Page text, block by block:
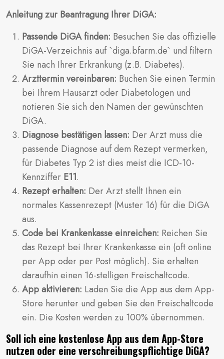
Anleitung zur Beantragung Ihrer DiGA:
Passende DiGA finden: Besuchen Sie das offizielle
DiGA-Verzeichnis auf `diga.bfarm.de` und filtern
Sie nach Ihrer Erkrankung (z.B. Diabetes).
Arzttermin vereinbaren: Buchen Sie einen Termin
bei Ihrem Hausarzt oder Diabetologen und
notieren Sie sich den Namen der gewünschten
DiGA.
Diagnose bestätigen lassen: Der Arzt muss die
passende Diagnose auf dem Rezept vermerken,
für Diabetes Typ 2 ist dies meist die ICD-10-
Kennziffer E11.
Rezept erhalten: Der Arzt stellt Ihnen ein
normales Kassenrezept (Muster 16) für die DiGA
aus.
Code bei Krankenkasse einreichen: Reichen Sie
das Rezept bei Ihrer Krankenkasse ein (oft online
per App oder per Post möglich). Sie erhalten
daraufhin einen 16-stelligen Freischaltcode.
App aktivieren: Laden Sie die App aus dem App-
Store herunter und geben Sie den Freischaltcode
ein. Die Kosten werden zu 100% übernommen.
Soll ich eine kostenlose App aus dem App-Store
nutzen oder eine verschreibungspflichtige DiGA?